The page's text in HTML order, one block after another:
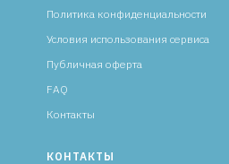
Политика конфиденциальности
Условия использования сервиса
Публичная оферта
FAQ
Контакты
КОНТАКТЫ